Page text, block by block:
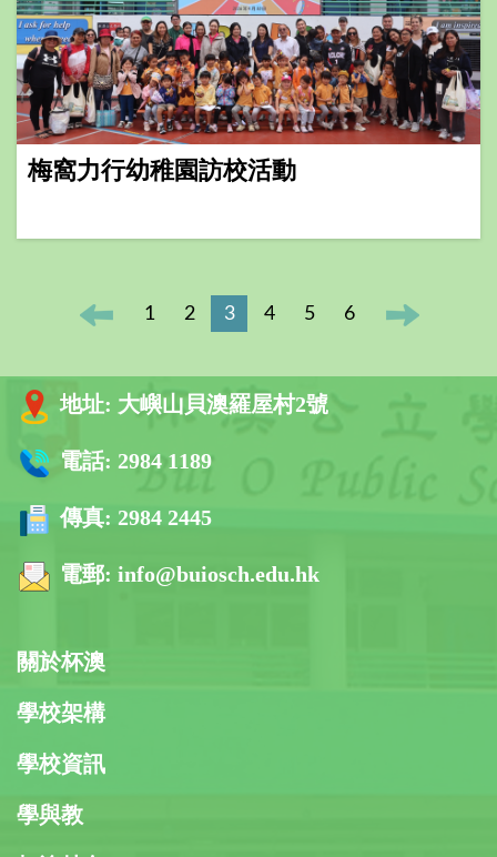
梅窩力行幼稚園訪校活動
1 2 3 4 5 6
地址: 大嶼山貝澳羅屋村2號
電話: 2984 1189
傳真: 2984 2445
電郵: info@buiosch.edu.hk
關於杯澳
學校架構
學校資訊
學與教